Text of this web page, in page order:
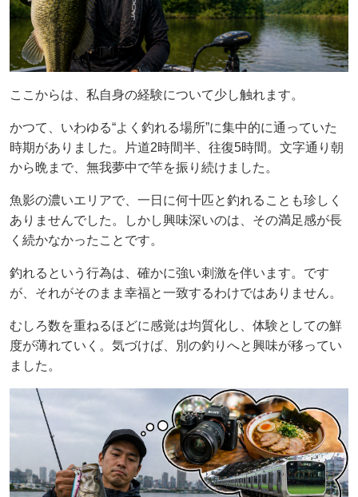
ここからは、私自身の経験について少し触れます。
かつて、いわゆる“よく釣れる場所”に集中的に通っていた
時期がありました。片道2時間半、往復5時間。文字通り朝
から晩まで、無我夢中で竿を振り続けました。
魚影の濃いエリアで、一日に何十匹と釣れることも珍しく
ありませんでした。しかし興味深いのは、その満足感が長
く続かなかったことです。
釣れるという行為は、確かに強い刺激を伴います。です
が、それがそのまま幸福と一致するわけではありません。
むしろ数を重ねるほどに感覚は均質化し、体験としての鮮
度が薄れていく。気づけば、別の釣りへと興味が移ってい
ました。